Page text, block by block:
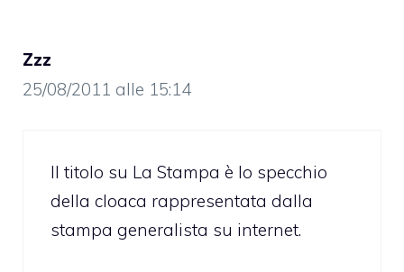
Zzz
25/08/2011 alle 15:14
Il titolo su La Stampa è lo specchio
della cloaca rappresentata dalla
stampa generalista su internet.